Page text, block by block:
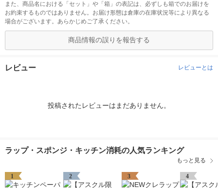
また、商品名における「セット」や「箱」の表記は、必ずしも箱でのお届けを
お約束するものではありません。お届け形態は倉庫の在庫状況等により異なる
場合がございます。あらかじめご了承ください。
商品情報の誤りを報告する
レビュー レビューとは
投稿されたレビューはまだありません。
ラップ・スポンジ・キッチン消耗の人気ランキング
もっと見る
1 2 3 4